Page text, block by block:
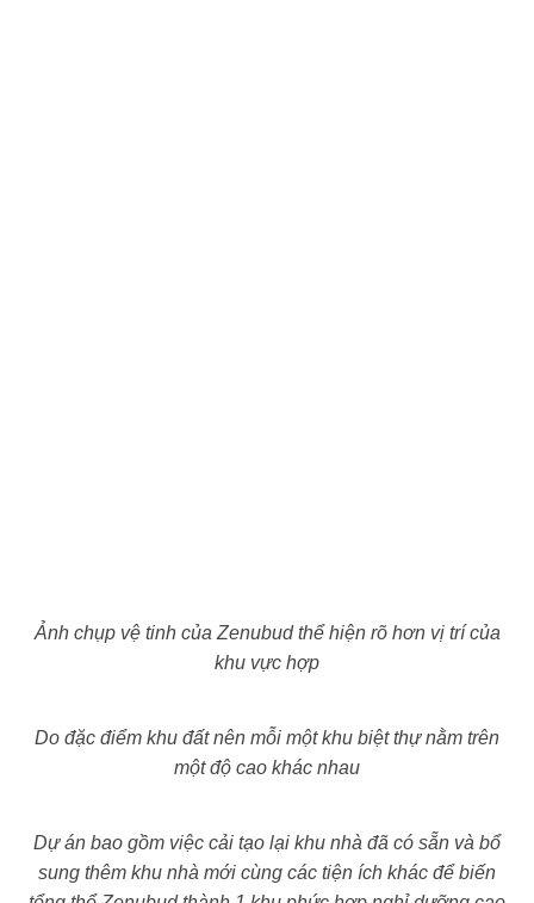
Ảnh chụp vệ tinh của Zenubud thể hiện rõ hơn vị trí của
khu vực hợp
Do đặc điểm khu đất nên mỗi một khu biệt thự nằm trên
một độ cao khác nhau
Dự án bao gồm việc cải tạo lại khu nhà đã có sẵn và bổ
sung thêm khu nhà mới cùng các tiện ích khác để biến